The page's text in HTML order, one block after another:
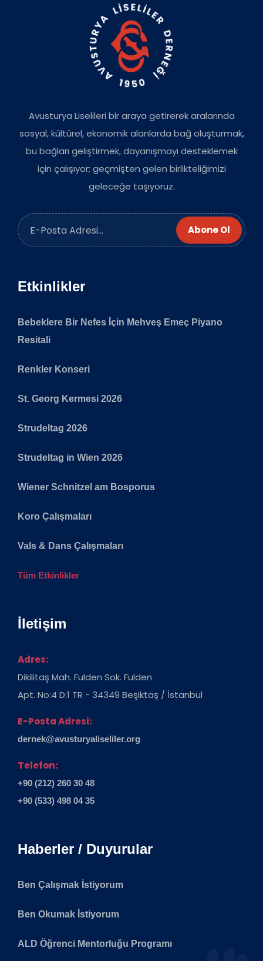
Avusturya Liselileri bir araya getirerek aralarında
sosyal, kültürel, ekonomik alanlarda bağ oluşturmak,
bu bağları geliştirmek, dayanışmayı desteklemek
için çalışıyor; geçmişten gelen birlikteliğimizi
geleceğe taşıyoruz.
Abone Ol
Etkinlikler
Bebeklere Bir Nefes İçin Mehveş Emeç Piyano
Resitali
Renkler Konseri
St. Georg Kermesi 2026
Strudeltag 2026
Strudeltag in Wien 2026
Wiener Schnitzel am Bosporus
Koro Çalışmaları
Vals & Dans Çalışmaları
Tüm Etkinlikler
İletişim
Adres:
Dikilitaş Mah. Fulden Sok. Fulden
Apt. No:4 D:1 TR - 34349 Beşiktaş / İstanbul
E-Posta Adresi:
dernek@avusturyaliseliler.org
Telefon:
+90 (212) 260 30 48
+90 (533) 498 04 35
Haberler / Duyurular
Ben Çalışmak İstiyorum
Ben Okumak İstiyorum
ALD Öğrenci Mentorluğu Programı